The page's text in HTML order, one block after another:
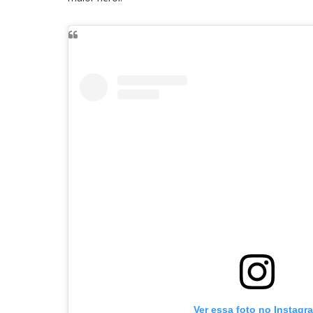
Ver essa foto no